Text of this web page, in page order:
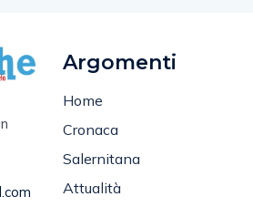
Argomenti
Home
Cronaca
Salernitana
Attualità